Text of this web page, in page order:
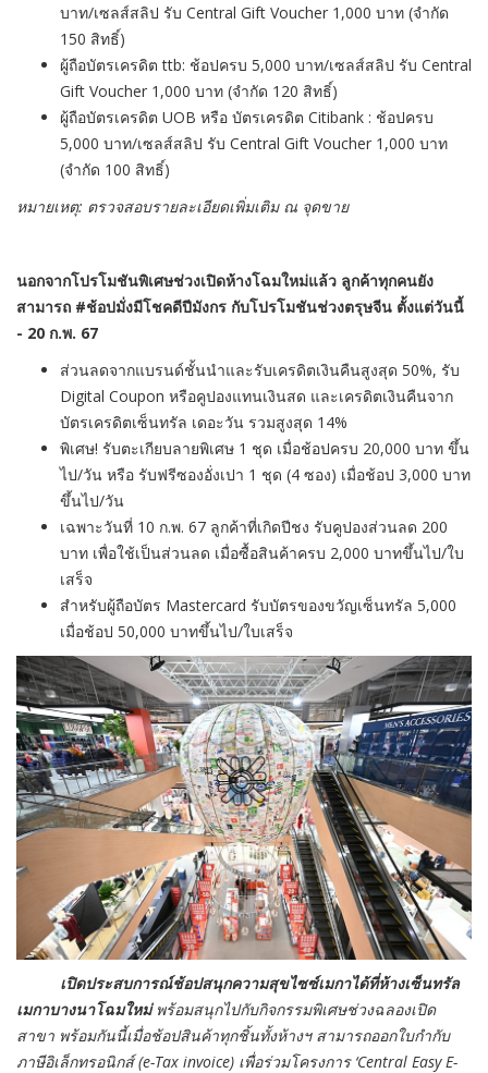
บาท/เซลส์สลิป รับ Central Gift Voucher 1,000 บาท (จำกัด
150 สิทธิ์)
ผู้ถือบัตรเครดิต ttb: ช้อปครบ 5,000 บาท/เซลส์สลิป รับ Central
Gift Voucher 1,000 บาท (จำกัด 120 สิทธิ์)
ผู้ถือบัตรเครดิต UOB หรือ บัตรเครดิต Citibank : ช้อปครบ
5,000 บาท/เซลส์สลิป รับ Central Gift Voucher 1,000 บาท
(จำกัด 100 สิทธิ์)
หมายเหตุ: ตรวจสอบรายละเอียดเพิ่มเติม ณ จุดขาย
นอกจากโปรโมชันพิเศษช่วงเปิดห้างโฉมใหม่แล้ว ลูกค้าทุกคนยัง
สามารถ #ช้อปมั่งมีโชคดีปีมังกร กับโปรโมชันช่วงตรุษจีน ตั้งแต่วันนี้
- 20 ก.พ. 67
ส่วนลดจากแบรนด์ชั้นนำและรับเครดิตเงินคืนสูงสุด 50%, รับ
Digital Coupon หรือคูปองแทนเงินสด และเครดิตเงินคืนจาก
บัตรเครดิตเซ็นทรัล เดอะวัน รวมสูงสุด 14%
พิเศษ! รับตะเกียบลายพิเศษ 1 ชุด เมื่อช้อปครบ 20,000 บาท ขึ้น
ไป/วัน หรือ รับฟรีซองอั่งเปา 1 ชุด (4 ซอง) เมื่อช้อป 3,000 บาท
ขึ้นไป/วัน
เฉพาะวันที่ 10 ก.พ. 67 ลูกค้าที่เกิดปีชง รับคูปองส่วนลด 200
บาท เพื่อใช้เป็นส่วนลด เมื่อซื้อสินค้าครบ 2,000 บาทขึ้นไป/ใบ
เสร็จ
สำหรับผู้ถือบัตร Mastercard รับบัตรของขวัญเซ็นทรัล 5,000
เมื่อช้อป 50,000 บาทขึ้นไป/ใบเสร็จ
เปิดประสบการณ์ช้อปสนุกความสุขไซซ์เมกาได้ที่ห้างเซ็นทรัล
เมกาบางนาโฉมใหม่ พร้อมสนุกไปกับกิจกรรมพิเศษช่วงฉลองเปิด
สาขา พร้อมกันนี้เมื่อช้อปสินค้าทุกชิ้นทั้งห้างฯ สามารถออกใบกำกับ
ภาษีอิเล็กทรอนิกส์ (e-Tax invoice) เพื่อร่วมโครงการ ‘Central Easy E-